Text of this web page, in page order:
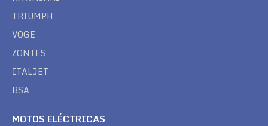
TRIUMPH
VOGE
ZONTES
ITALJET
BSA
MOTOS ELÉCTRICAS